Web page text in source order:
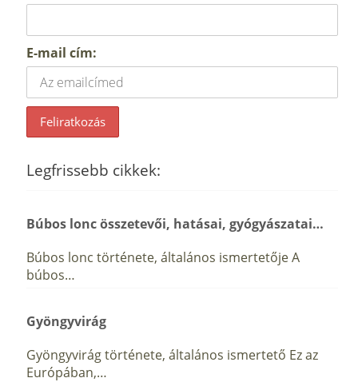
E-mail cím:
Legfrissebb cikkek:
Búbos lonc összetevői, hatásai, gyógyászatai…
Búbos lonc története, általános ismertetője A
búbos…
Gyöngyvirág
Gyöngyvirág története, általános ismertető Ez az
Európában,…